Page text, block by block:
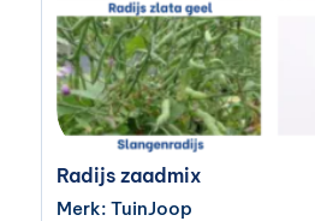
Radijs zaadmix
Merk: TuinJoop